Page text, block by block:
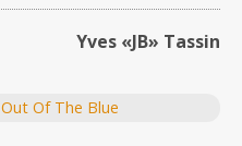
Yves «JB» Tassin
Out Of The Blue